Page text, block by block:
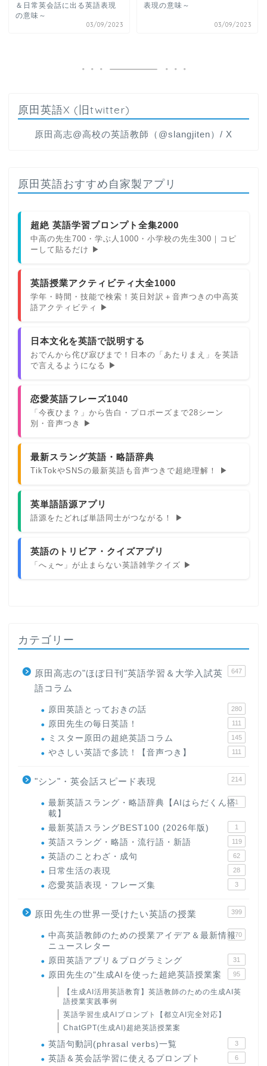
＆日常英会話に出る英語表現
の意味～
03/09/2023
表現の意味～
03/09/2023
原田英語X (旧twitter)
原田高志@高校の英語教師（@slangjiten）/ X
原田英語おすすめ自家製アプリ
超絶 英語学習プロンプト全集2000
中高の先生700・学ぶ人1000・小学校の先生300｜コピ
ーして貼るだけ ▶
英語授業アクティビティ大全1000
学年・時間・技能で検索！英日対訳＋音声つきの中高英
語アクティビティ ▶
日本文化を英語で説明する
おでんから侘び寂びまで！日本の「あたりまえ」を英語
で言えるようになる ▶
恋愛英語フレーズ1040
「今夜ひま？」から告白・プロポーズまで28シーン
別・音声つき ▶
最新スラング英語・略語辞典
TikTokやSNSの最新英語も音声つきで超絶理解！ ▶
英単語語源アプリ
語源をたどれば単語同士がつながる！ ▶
英語のトリビア・クイズアプリ
「へぇ〜」が止まらない英語雑学クイズ ▶
カテゴリー
原田高志の"ほぼ日刊"英語学習＆大学入試英
語コラム
647
原田英語とっておきの話 280
原田先生の毎日英語！ 111
ミスター原田の超絶英語コラム 145
やさしい英語で多読！【音声つき】 111
"シン"・英会話スピード表現 214
最新英語スラング・略語辞典【AIはらだくん搭
載】
1
最新英語スラングBEST100 (2026年版) 1
英語スラング・略語・流行語・新語 119
英語のことわざ・成句 62
日常生活の表現 28
恋愛英語表現・フレーズ集 3
原田先生の世界一受けたい英語の授業 399
中高英語教師のための授業アイデア＆最新情報
ニュースレター
170
原田英語アプリ＆プログラミング 31
原田先生の"生成AIを使った超絶英語授業案 95
【生成AI活用英語教育】英語教師のための生成AI英
語授業実践事例
英語学習生成AIプロンプト【都立AI完全対応】
ChatGPT(生成AI)超絶英語授業案
英語句動詞(phrasal verbs)一覧 3
英語＆英会話学習に使えるプロンプト 6